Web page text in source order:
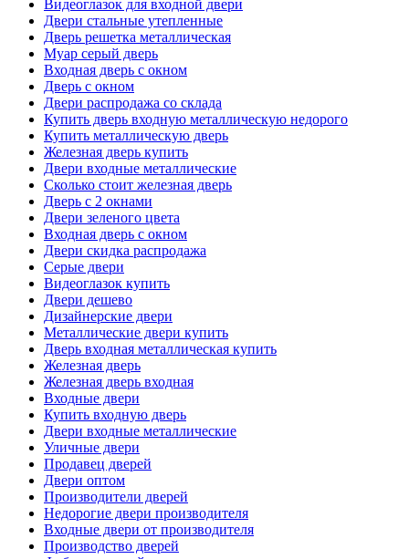
Видеоглазок для входной двери
Двери стальные утепленные
Дверь решетка металлическая
Муар серый дверь
Входная дверь с окном
Дверь с окном
Двери распродажа со склада
Купить дверь входную металлическую недорого
Купить металлическую дверь
Железная дверь купить
Двери входные металлические
Сколько стоит железная дверь
Дверь с 2 окнами
Двери зеленого цвета
Входная дверь с окном
Двери скидка распродажа
Серые двери
Видеоглазок купить
Двери дешево
Дизайнерские двери
Металлические двери купить
Дверь входная металлическая купить
Железная дверь
Железная дверь входная
Входные двери
Купить входную дверь
Двери входные металлические
Уличные двери
Продавец дверей
Двери оптом
Производители дверей
Недорогие двери производителя
Входные двери от производителя
Производство дверей